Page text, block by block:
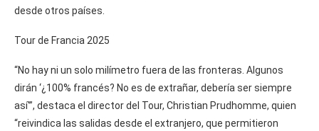
desde otros países.
Tour de Francia 2025
“No hay ni un solo milímetro fuera de las fronteras. Algunos
dirán ‘¿100% francés? No es de extrañar, debería ser siempre
así'”, destaca el director del Tour, Christian Prudhomme, quien
“reivindica las salidas desde el extranjero, que permitieron